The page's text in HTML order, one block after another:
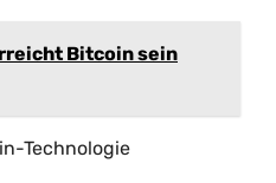
Bitcoin sein
Technologie